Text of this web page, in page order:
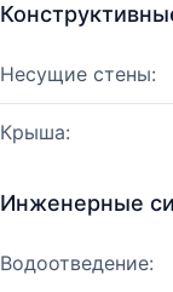
Несущие стены:
Крыша:
Инженерные
Водоотведение: